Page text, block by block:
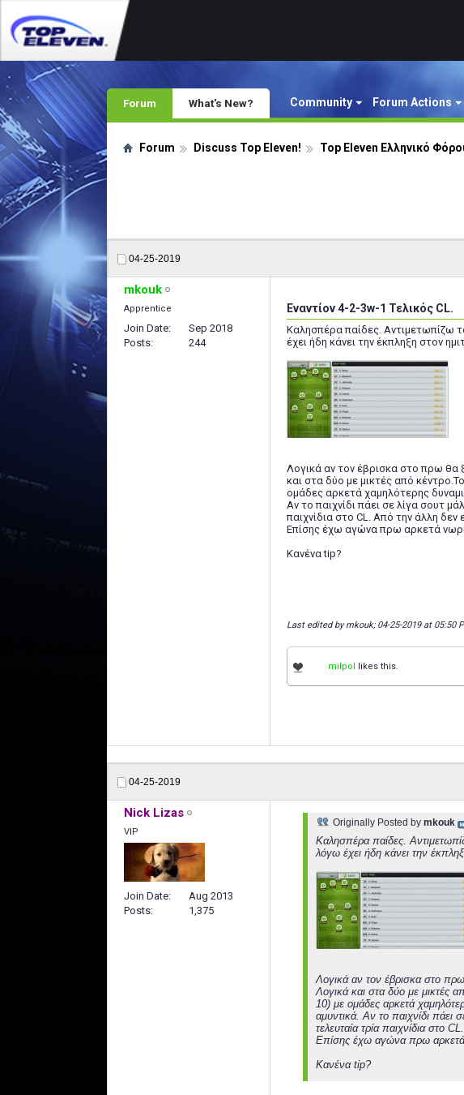
Forum Community Forum Actions
What's New?
Forum Discuss Top Eleven! Top Eleven Ελληνικό
04-25-2019
mkouk
Apprentice
Join Date
Sep 2018
Posts
244
Εναντίον 4-2-3w-1 Τελικός CL.
Καλησπέρα παίδες. Αντιμετωπίζω
έχει ήδη κάνει την έκπληξη στον
Λογικά αν τον έβρισκα στο πρω θα
και στα δύο με μικτές από
ομάδες αρκετά χαμηλότερης
Αν το παιχνίδι πάει σε λίγα σουτ
παιχνίδια στο CL. Από την άλλη
Επίσης έχω αγώνα πρω αρκετά
Κανένα tip?
Last edited by mkouk; 04-25-2019 at 05:50
milpol likes this.
04-25-2019
Nick Lizas
VIP
Join Date
Aug 2013
Posts
1,375
Originally Posted by mkouk
Καλησπέρα παίδες.
λόγω έχει ήδη κάνει την
Λογικά αν τον έβρισκα στο
Λογικά και στα δύο με μικτές
10) με ομάδες αρκετά
αμυντικά. Αν το παιχνίδι πάει
τελευταία τρία παιχνίδια στο
Επίσης έχω αγώνα πρω αρκετά
Κανένα tip?